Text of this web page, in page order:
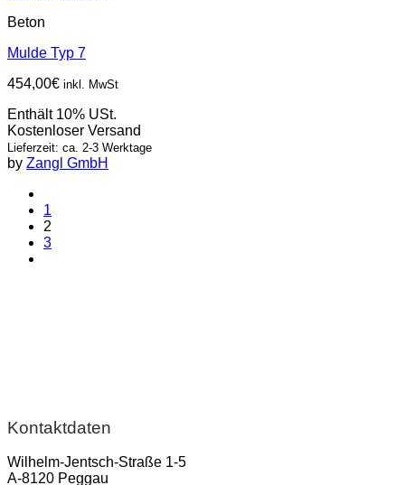
Beton
Mulde Typ 7
454,00€ inkl. MwSt
Enthält 10% USt.
Kostenloser Versand
Lieferzeit: ca. 2-3 Werktage
by Zangl GmbH
1
2
3
Kontaktdaten
Wilhelm-Jentsch-Straße 1-5
A-8120 Peggau